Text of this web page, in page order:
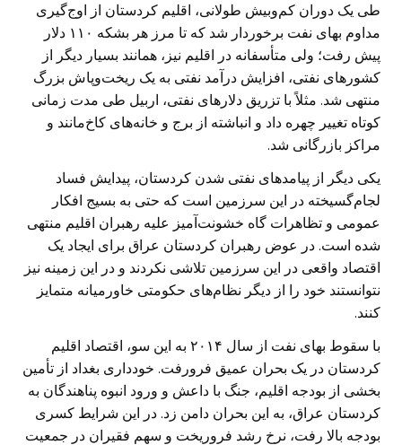
طی یک دوران کم‌وبیش طولانی، اقلیم کردستان از اوج‌گیری
مداوم بهای نفت برخوردار شد که تا مرز هر بشکه ۱۱۰ دلار
پیش رفت؛ ولی متأسفانه در اقلیم نیز، همانند بسیار دیگر از
کشورهای نفتی، افزایش درآمد نفتی به یک ریخت‌وپاش بزرگ
منتهی شد. مثلاً با تزریق دلارهای نفتی، اربیل طی مدت زمانی
کوتاه تغییر چهره داد و انباشته از برج و خانه‌های کاخ‌مانند و
مراکز بازرگانی شد.
یکی دیگر از پیامدهای نفتی شدن کردستان، پیدایش فساد
لجام‌گسیخته در این سرزمین است که حتی به بسیج افکار
عمومی و تظاهرات گاه خشونت‌آمیز علیه رهبران اقلیم منتهی
شده است. در عوض رهبران کردستان عراق برای ایجاد یک
اقتصاد واقعی در این سرزمین تلاشی نکردند و در این زمینه نیز
نتوانستند خود را از دیگر نظام‌های حکومتی خاورمیانه متمایز
کنند.
با سقوط بهای نفت از سال ۲۰۱۴ به این سو، اقتصاد اقلیم
کردستان در یک بحران عمیق فرورفت. خودداری بغداد از تأمین
بخشی از بودجه اقلیم، جنگ با داعش و ورود انبوه پناهندگان به
کردستان عراق، به این بحران دامن زد. در این شرایط کسری
بودجه بالا رفت، نرخ رشد فروریخت و سهم فقیران در جمعیت